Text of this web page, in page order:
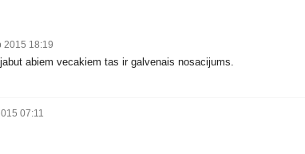
2015 18:19
abiem vecakiem tas ir galvenais nosacijums.
07:11